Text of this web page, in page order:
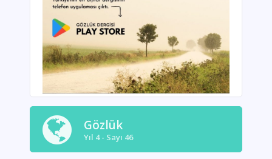
Gözlük
Yıl 4 - Sayı 46